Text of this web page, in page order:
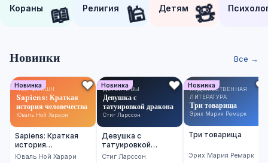
Кораны 📖 Религия 🕌 Детям 🧸
Новинки Все →
Новинка
НОН-ФИКШН
Sapiens: Краткая
история человечества
Юваль Ной Харари
Sapiens: Краткая
история
человечества
Юваль Ной Харари
Новинка
ДЕТЕКТИВЫ
Девушка с
татуировкой дракона
Стиг Ларссон
Девушка с
татуировкой
дракона
Стиг Ларссон
Новинка
ХУДОЖЕСТВЕННАЯ
ЛИТЕРАТУРА
Три товарища
Эрих Мария Ремарк
Три товарища
Эрих Мария Ремарк